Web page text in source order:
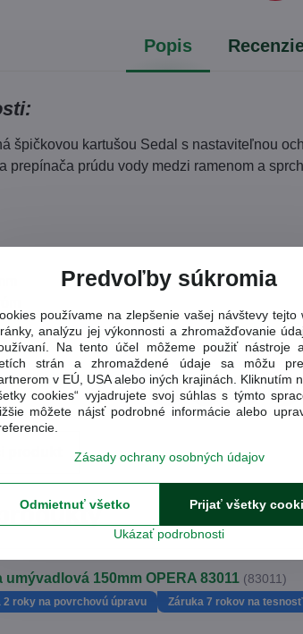
Popis
špičkovou kartušou Sedal s nastaviteľnou
prepínača prúdu vody medzi ramenom a
Facebook
TwitterBluesky
produkt
umývadlová 150mm OPERA 83011 (83011)
2 roky na povrchovú úpravu Záruka 7 rokov na tesnosť
Predvoľby súkromia
používame na zlepšenie vašej návštevy tejto
analýzu jej výkonnosti a zhromažďovanie
Na tento účel môžeme použiť nástroje
strán a zhromaždené údaje sa môžu
v EÚ, USA alebo iných krajinách. Kliknutím
cookies“ vyjadrujete svoj súhlas s týmto
môžete nájsť podrobné informácie alebo
Zásady ochrany osobných údajov
Ukázať podrobnosti
Prijať všetky
Odmietnuť všetko